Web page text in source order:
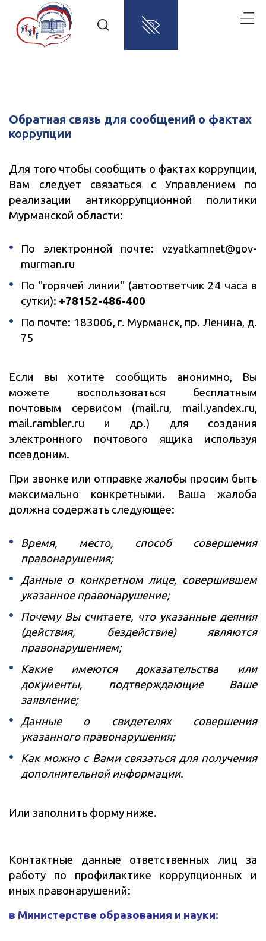
Обратная связь для сообщений о фактах
коррупции
Для того чтобы сообщить о фактах коррупции,
Вам следует связаться с Управлением по
реализации антикоррупционной политики
Мурманской области:
По электронной почте: vzyatkamnet@gov-
murman.ru
По "горячей линии" (автоответчик 24 часа в
сутки): +78152-486-400
По почте: 183006, г. Мурманск, пр. Ленина, д.
75
Если вы хотите сообщить анонимно, Вы
можете воспользоваться бесплатным
почтовым сервисом (mail.ru, mail.yandex.ru,
mail.rambler.ru и др.) для создания
электронного почтового ящика используя
псевдоним.
При звонке или отправке жалобы просим быть
максимально конкретными. Ваша жалоба
должна содержать следующее:
Время, место, способ совершения
правонарушения;
Данные о конкретном лице, совершившем
указанное правонарушение;
Почему Вы считаете, что указанные деяния
(действия, бездействие) являются
правонарушением;
Какие имеются доказательства или
документы, подтверждающие Ваше
заявление;
Данные о свидетелях совершения
указанного правонарушения;
Как можно с Вами связаться для получения
дополнительной информации.
Или заполнить форму ниже.
Контактные данные ответственных лиц за
работу по профилактике коррупционных и
иных правонарушений:
в Министерстве образования и науки: